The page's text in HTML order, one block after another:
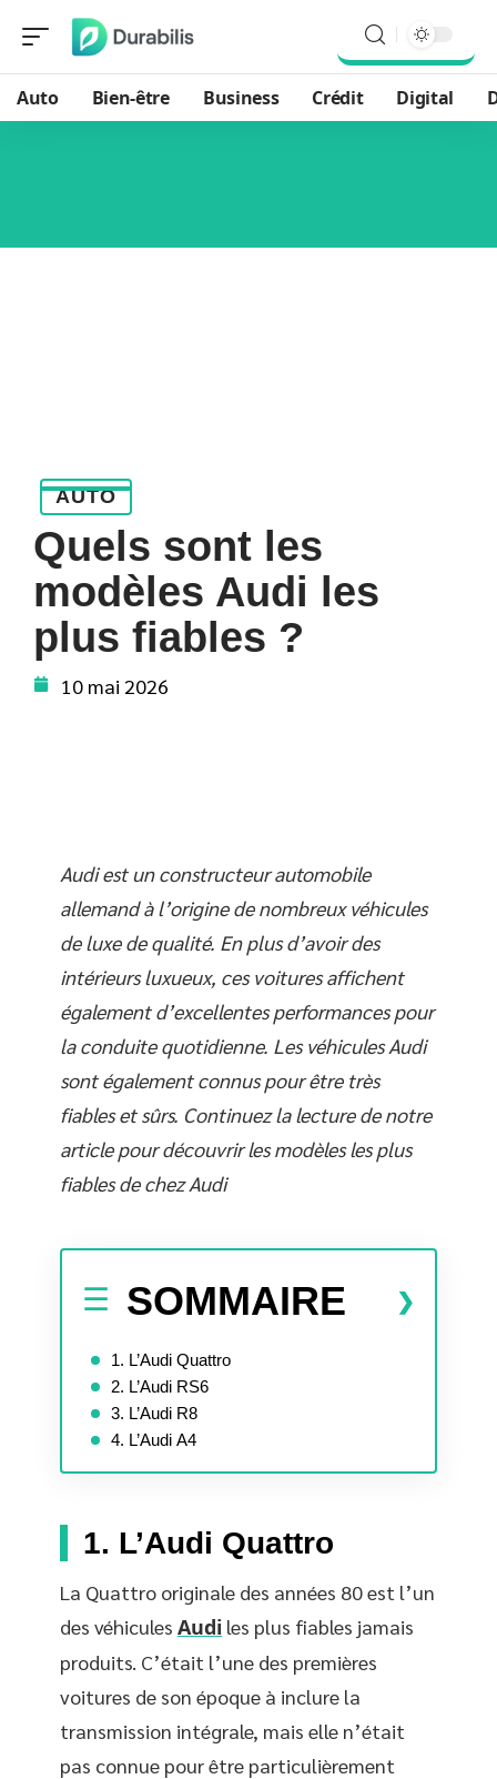
Auto Bien-être Business Crédit Digital
AUTO
Quels sont les
modèles Audi les
plus fiables ?
10 mai 2026
Audi est un constructeur automobile
allemand à l’origine de nombreux véhicules
de luxe de qualité. En plus d’avoir des
intérieurs luxueux, ces voitures affichent
également d’excellentes performances pour
la conduite quotidienne. Les véhicules Audi
sont également connus pour être très
fiables et sûrs. Continuez la lecture de notre
article pour découvrir les modèles les plus
fiables de chez Audi
SOMMAIRE
1. L’Audi Quattro
2. L’Audi RS6
3. L’Audi R8
4. L’Audi A4
1. L’Audi Quattro
La Quattro originale des années 80 est l’un
des véhicules Audi les plus fiables jamais
produits. C’était l’une des premières
voitures de son époque à inclure la
transmission intégrale, mais elle n’était
pas connue pour être particulièrement